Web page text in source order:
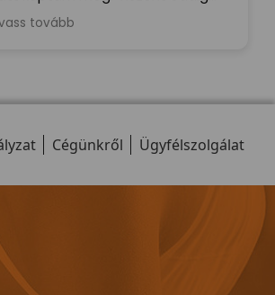
mindent megkaptam hiba
tovább
Cégünkről Ügyfélszolgálat